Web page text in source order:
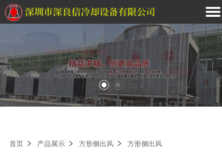
首页 产品展示 方形侧出风 方形侧出风